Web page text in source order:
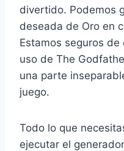
divertido. Podemos
deseada de Oro en
Estamos seguros
uso de The
una parte
juego.
Todo lo que
ejecutar el